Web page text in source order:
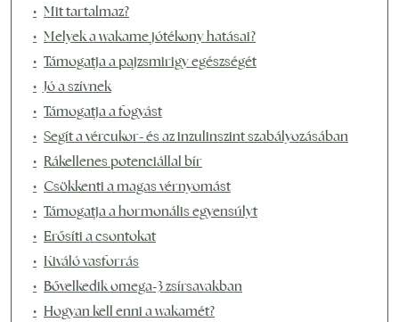
Mit tartalmaz?
Melyek a wakame jótékony hatásai?
Támogatja a pajzsmirigy egészségét
Jó a szívnek
Támogatja a fogyást
Segít a vércukor- és az inzulinszint szabályozásában
Rákellenes potenciállal bír
Csökkenti a magas vérnyomást
Támogatja a hormonális egyensúlyt
Erősíti a csontokat
Kiváló vasforrás
Bővelkedik omega-3 zsírsavakban
Hogyan kell enni a wakamét?